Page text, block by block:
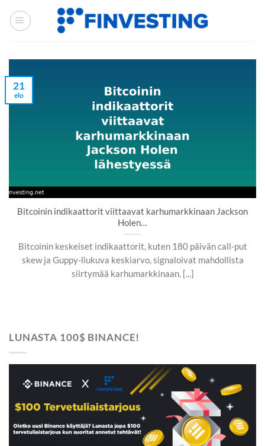
Siirry
sisältöön
Bitcoinin indikaattorit viittaavat karhumarkkinaan Jackson
Holen…
Bitcoinin keskeiset indikaattorit, kuten 180 päivän call-put
skew ja Guppy-liukuva keskiarvo, signaloivat mahdollista
siirtymää karhumarkkinaan. [...]
21
elo
LUNASTA 100$ BINANCE!